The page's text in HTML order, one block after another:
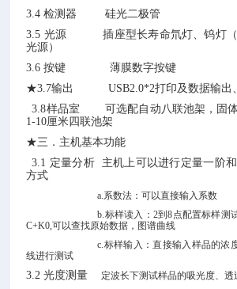
3.4 检测器
硅光二极管
3.5 光源
插座型长寿命氘灯、钨灯
光源）
3.6 按键
薄膜数字按键
★3.7输出
USB2.0*2打印及数据输出
3.8样品室
可选配自动八联池架，固
1-10厘米四联池架
★三．主机基本功能
3.1 定量分析 主机上可以进行定量一阶
方式
a.系数法：可以直接输入系数
b.标样读入： 2到8点配置标样测
C+K0,可以查找原始数据，图谱曲线
c.标样输入：直接输入样品的浓
线进行测试
3.2 光度测量 定波长下测试样品的吸光度、透